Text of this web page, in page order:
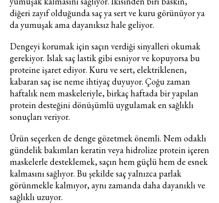
diğeri zayıf olduğunda saç ya sert ve kuru görünüyor ya
da yumuşak ama dayanıksız hale geliyor.
Dengeyi korumak için saçın verdiği sinyalleri okumak
gerekiyor. Islak saç lastik gibi esniyor ve kopuyorsa bu
proteine işaret ediyor. Kuru ve sert, elektriklenen,
kabaran saç ise neme ihtiyaç duyuyor. Çoğu zaman
haftalık nem maskeleriyle, birkaç haftada bir yapılan
protein desteğini dönüşümlü uygulamak en sağlıklı
sonuçları veriyor.
Ürün seçerken de denge gözetmek önemli. Nem odaklı
gündelik bakımları keratin veya hidrolize protein içeren
maskelerle desteklemek, saçın hem güçlü hem de esnek
kalmasını sağlıyor. Bu şekilde saç yalnızca parlak
görünmekle kalmıyor, aynı zamanda daha dayanıklı ve
sağlıklı uzuyor.